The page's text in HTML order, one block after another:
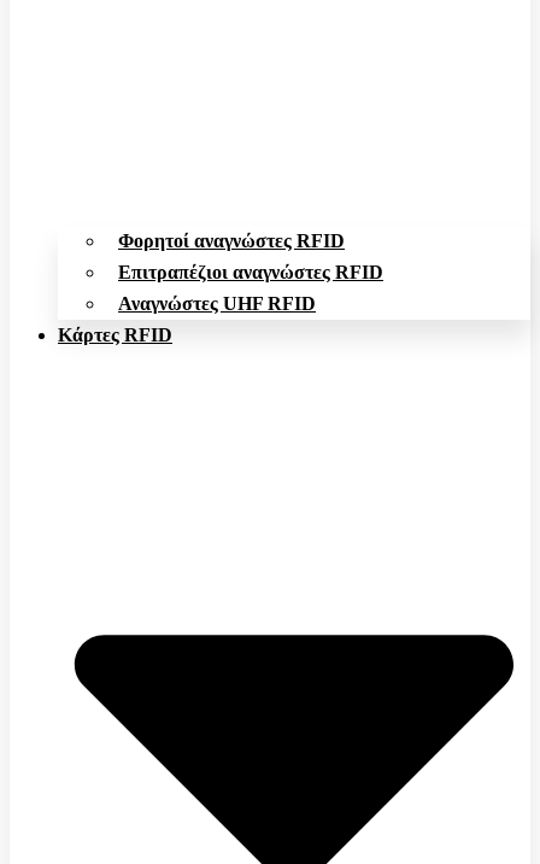
Φορητοί αναγνώστες RFID
Επιτραπέζιοι αναγνώστες RFID
Αναγνώστες UHF RFID
Κάρτες RFID